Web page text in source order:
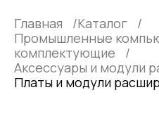
Главная
Каталог
Промышленные
комплектующие
Аксессуары и модули
Платы и модули